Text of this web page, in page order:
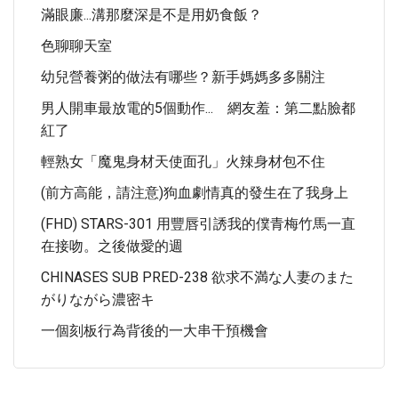
滿眼廉...溝那麼深是不是用奶食飯？
色聊聊天室
幼兒營養粥的做法有哪些？新手媽媽多多關注
男人開車最放電的5個動作... 網友羞：第二點臉都
紅了
輕熟女「魔鬼身材天使面孔」火辣身材包不住
(前方高能，請注意)狗血劇情真的發生在了我身上
(FHD) STARS-301 用豐唇引誘我的僕青梅竹馬一直
在接吻。之後做愛的週
CHINASES SUB PRED-238 欲求不満な人妻のまた
がりながら濃密キ
一個刻板行為背後的一大串干預機會